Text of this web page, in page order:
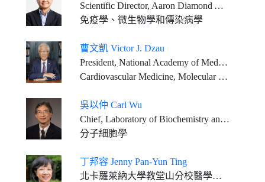
Scientific Director, Aaron Diamond AIDS Research Center Clyde and Helen Wu Professor of Medicine, Columbia University Vagelos College of Physicians and Surgeons
免疫學、微生物學和傳染病學
曹文凱 Victor J. Dzau
President, National Academy of Medicine, USA Vice-Chair, National Research Council, USA
Cardiovascular Medicine, Molecular Medicine
吳以仲 Carl Wu
Chief, Laboratory of Biochemistry and Molecular Biology National Cancer Institute, National Institutes of Health, and NIH Distinguished Investigator
分子細胞學
丁邦容 Jenny Pan-Yun Ting
北卡羅萊納大學教堂山分校醫學院威廉•蘭特•凱南特聘遺傳學教授、微生物與免疫系教授,臨床轉化免疫學研究中心主任